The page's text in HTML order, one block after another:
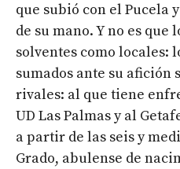
que subió con el Pucela
de su mano. Y no es
solventes como locales:
sumados ante su afición
rivales: al que tiene
UD Las Palmas y al
a partir de las seis y
Grado, abulense de